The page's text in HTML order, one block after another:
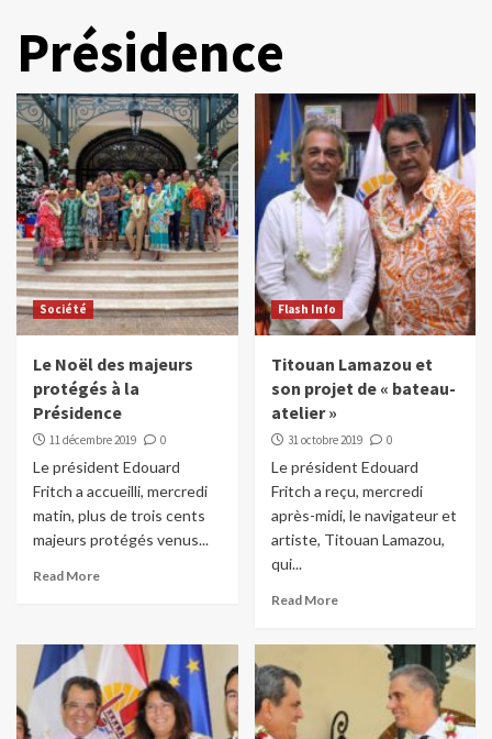
Présidence
Société
Le Noël des majeurs
protégés à la
Présidence
11 décembre 2019 0
Le président Edouard
Fritch a accueilli, mercredi
matin, plus de trois cents
majeurs protégés venus...
Read More
Flash Info
Titouan Lamazou et
son projet de « bateau-
atelier »
31 octobre 2019 0
Le président Edouard
Fritch a reçu, mercredi
après-midi, le navigateur et
artiste, Titouan Lamazou,
qui...
Read More